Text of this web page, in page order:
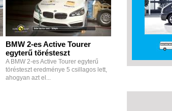
BMW 2-es Active Tourer
egyterű törésteszt
A BMW 2-es Active Tourer egyterű
törésteszt eredménye 5 csillagos lett,
ahogyan azt el...